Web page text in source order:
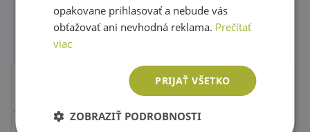
Obľúbené značky second hand
oblečenia
opakovane prihlasovať a nebude vás
obťažovať ani nevhodná reklama. Prečítať
viac
PRIJAŤ VŠETKO
ZOBRAZIŤ PODROBNOSTI